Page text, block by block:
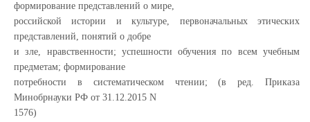
формирование представлений о мире,
российской истории и культуре, первоначальных этических
представлений, понятий о добре
и зле, нравственности; успешности обучения по всем учебным
предметам; формирование
потребности в систематическом чтении; (в ред. Приказа
Минобрнауки РФ от 31.12.2015 N
1576)